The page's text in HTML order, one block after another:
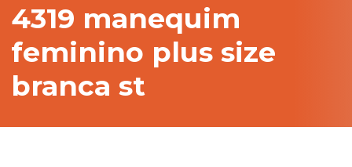
4319 manequim
feminino plus size
branca st